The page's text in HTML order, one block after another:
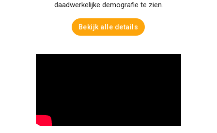
daadwerkelijke demografie te zien.
Bekijk alle details